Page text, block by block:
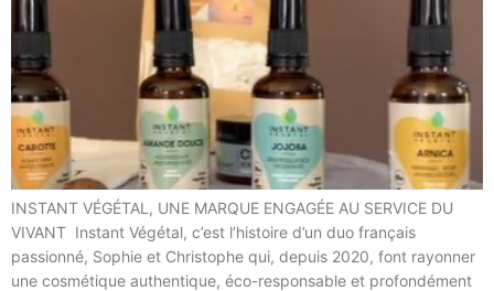
INSTANT VÉGÉTAL, UNE MARQUE ENGAGÉE AU SERVICE DU
VIVANT Instant Végétal, c’est l’histoire d’un duo français
passionné, Sophie et Christophe qui, depuis 2020, font rayonner
une cosmétique authentique, éco-responsable et profondément